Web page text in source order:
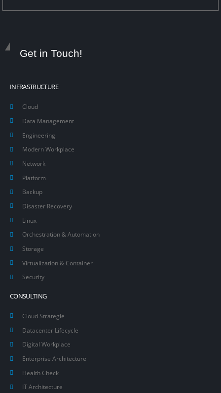
Get in Touch!
INFRASTRUCTURE
Cloud
Data Management
Engineering
Modern Workplace
Network
Platform
Backup
Disaster Recovery
Linux
Orchestration & Automation
Storage
Virtualization & Container
Security
CONSULTING
Cloud Strategie
Datacenter Lifecycle
Digital Workplace
Enterprise Architecture
Health Check
IT Architecture